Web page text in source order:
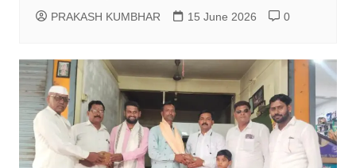
PRAKASH KUMBHAR 15 June 2026 0